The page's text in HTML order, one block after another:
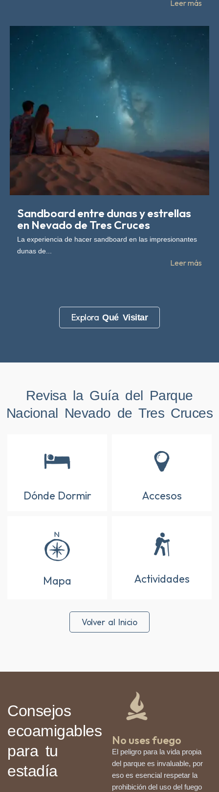
Leer más
Sandboard entre dunas y estrellas
en Nevado de Tres Cruces
La experiencia de hacer sandboard en las impresionantes
dunas de...
Leer más
ExploraQué Visitar
Revisa la Guía del Parque
Nacional Nevado de Tres Cruces
Dónde Dormir Accesos
Mapa Actividades
Volver al Inicio
Consejos
ecoamigables
para tu
estadía
No uses fuego
El peligro para la vida propia
del parque es invaluable, por
eso es esencial respetar la
prohibición del uso del fuego